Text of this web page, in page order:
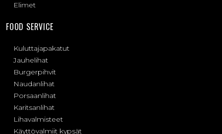
Elimet
FOOD SERVICE
Kuluttajapakatut
Jauhelihat
Burgerpihvit
Naudanlihat
Porsaanlihat
Karitsanlihat
Lihavalmisteet
Käyttövalmiit kypsät